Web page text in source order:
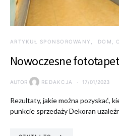
ARTYKUŁ SPONSOROWANY DOM,
Nowoczesne
AUTOR REDAKCJA 17/01/2023
Rezultaty, jakie można pozyskać,
punkcie sprzedaży Dekoran